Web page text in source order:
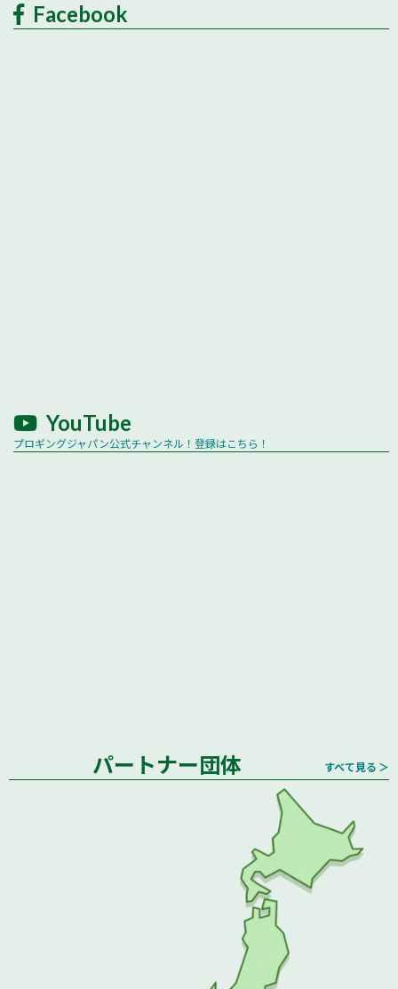
Facebook
YouTube
プロギングジャパン公式チャンネル！登録はこちら！
すべて見る ＞
パートナー団体